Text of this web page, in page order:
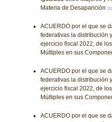
Materia de Desaparición
ACUERDO por el que se
federativas la distribución
ejercicio fiscal 2022, de
Múltiples en sus
ACUERDO por el que se
federativas la distribución
ejercicio fiscal 2022, de
Múltiples en sus
ACUERDO por el que se